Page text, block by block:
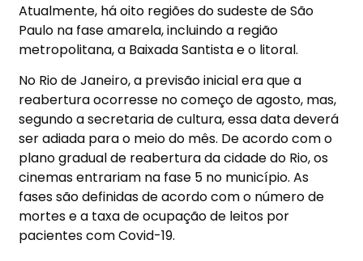
Atualmente, há oito regiões do sudeste de São
Paulo na fase amarela, incluindo a região
metropolitana, a Baixada Santista e o litoral.
No Rio de Janeiro, a previsão inicial era que a
reabertura ocorresse no começo de agosto, mas,
segundo a secretaria de cultura, essa data deverá
ser adiada para o meio do mês. De acordo com o
plano gradual de reabertura da cidade do Rio, os
cinemas entrariam na fase 5 no município. As
fases são definidas de acordo com o número de
mortes e a taxa de ocupação de leitos por
pacientes com Covid-19.